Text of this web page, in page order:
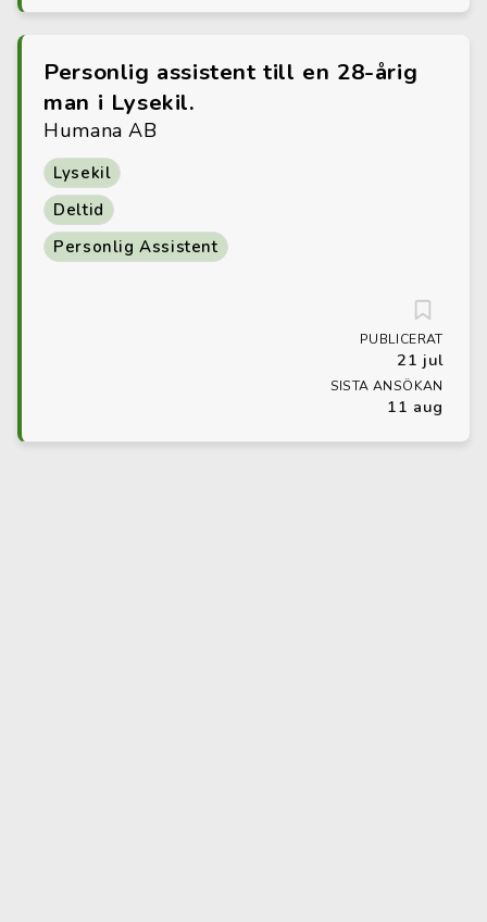
Personlig assistent till en 28-årig
man i Lysekil.
Humana AB
Lysekil
Deltid
Personlig Assistent
PUBLICERAT
21 jul
SISTA ANSÖKAN
11 aug